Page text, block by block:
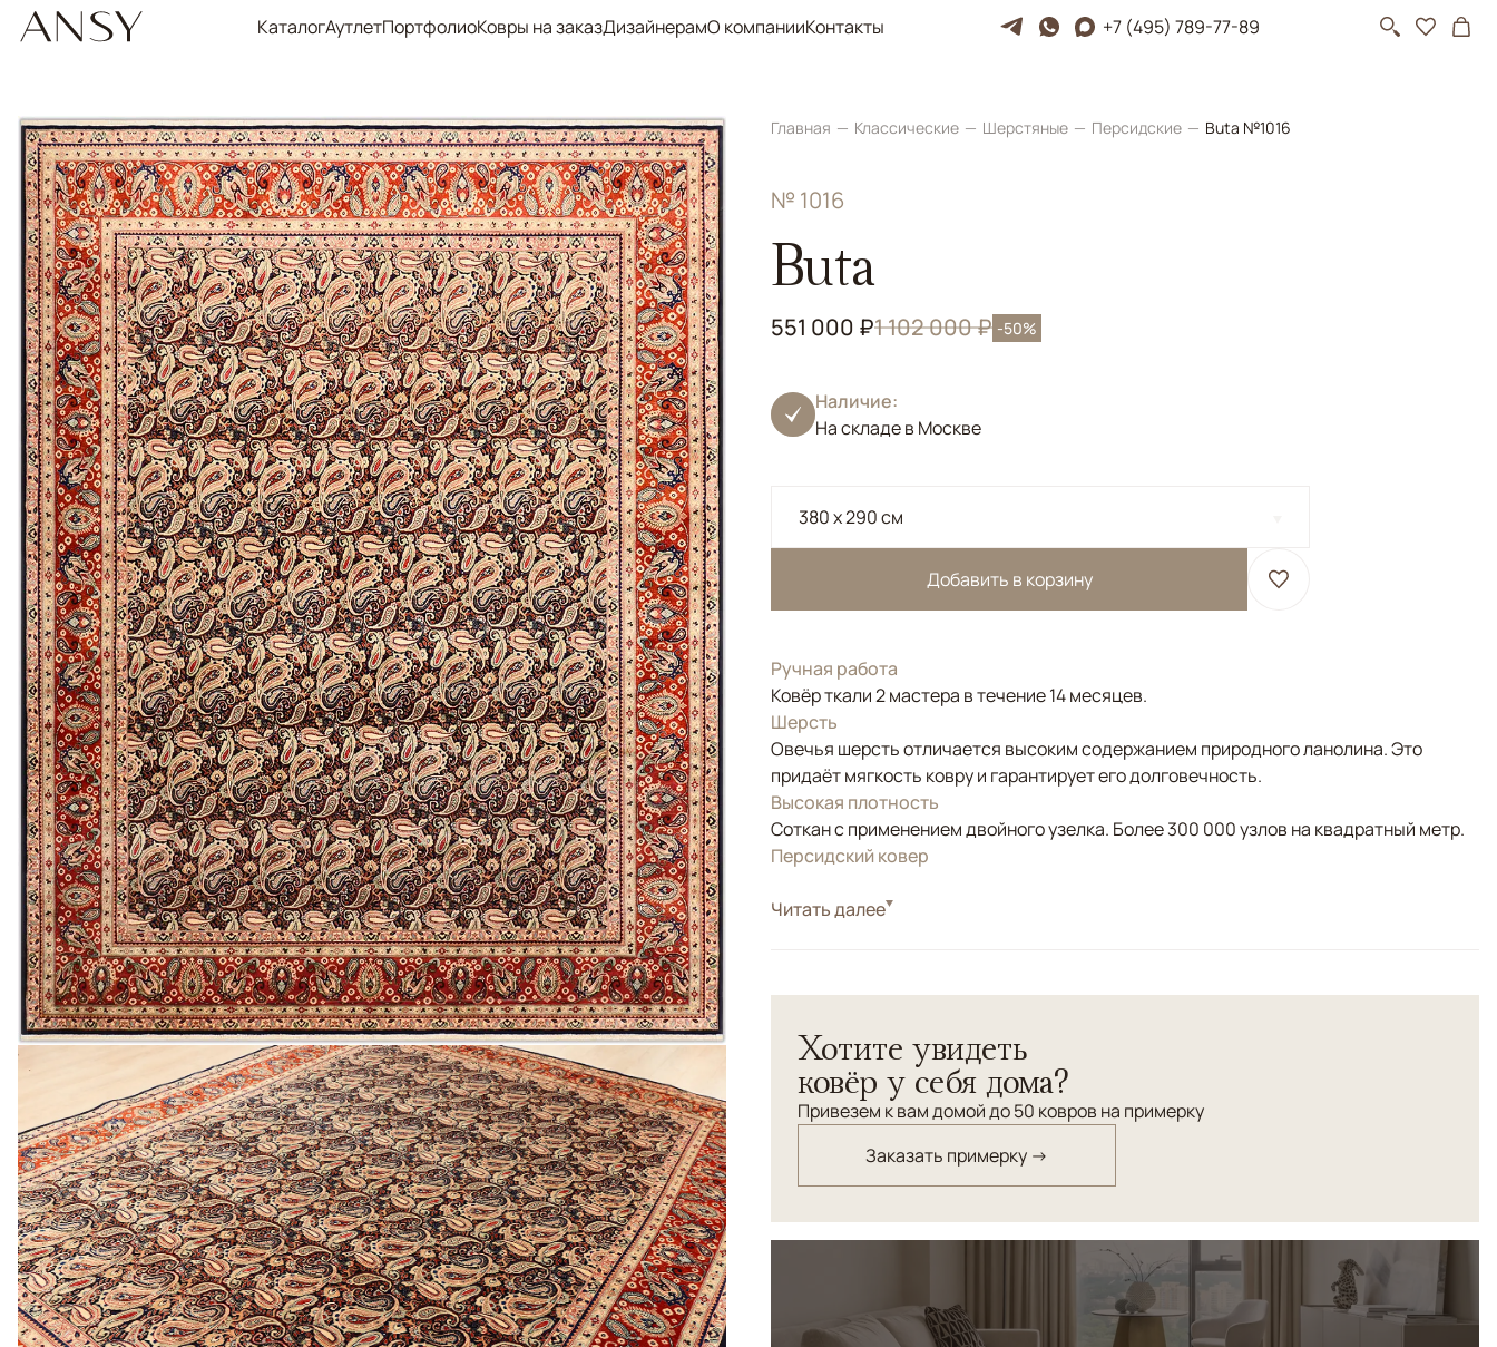
КаталогАутлетПортфолиоКовры на заказДизайнерамО компанииКонтакты +7 (495) 789-77-89
Главная Классические Шерстяные Персидские Buta №1016
№ 1016
Buta
551 000 ₽1 102 000 ₽ -50%
Наличие:
На складе в Москве
380 x 290 см
Добавить в корзину
Ручная работа
Ковёр ткали 2 мастера в течение 14 месяцев.
Шерсть
Овечья шерсть отличается высоким содержанием природного ланолина. Это
придаёт мягкость ковру и гарантирует его долговечность.
Высокая плотность
Соткан с применением двойного узелка. Более 300 000 узлов на квадратный метр.
Персидский ковер
СтильКлассические
Читать далее
Хотите увидеть
ковёр у себя дома?
Привезем к вам домой до 50 ковров на примерку
Заказать примерку →